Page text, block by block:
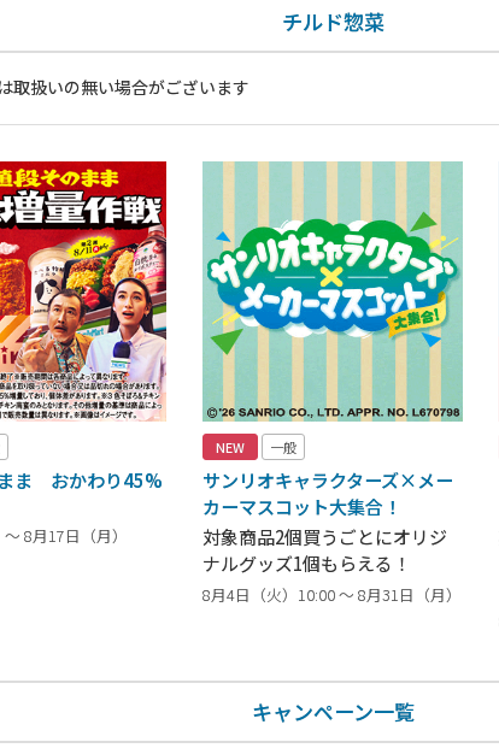
チルド惣菜
取扱いの無い場合がございます
ま おかわり45%
8月17日（月）
NEW 一般
サンリオキャラクターズ×メー
カーマスコット大集合！
対象商品2個買うごとにオリジ
ナルグッズ1個もらえる！
8月4日（火）10:00 ～ 8月31日（月）
キャンペーン一覧